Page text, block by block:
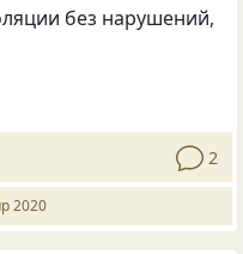
без нарушений,
2
2020